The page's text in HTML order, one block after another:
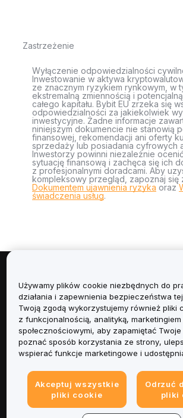
Zastrzeżenie
Wyłączenie odpowiedzialności
Inwestowanie w aktywa
ze znacznym ryzykiem rynkowym, w
ekstremalną zmiennością i
całego kapitału. Bybit EU zrzeka się
odpowiedzialności za jakiekolwiek
inwestycyjne. Żadne informacje
niniejszym dokumencie nie stanowią
finansowej, rekomendacji ani oferty
sprzedaży lub posiadania cyfrowych
Inwestorzy powinni niezależnie
sytuację finansową i zachęca się ich
z profesjonalnymi doradcami. Aby
kompleksowy przegląd, zapoznaj się
Dokumentem ujawnienia ryzyka oraz
świadczenia usług.
Informacje
Usługi
Obsługa Klienta
Informacje prawne
Używamy plików cookie niezbędnych do
działania i zapewnienia bezpieczeństwa
Twoją zgodą wykorzystujemy również pliki
z funkcjonalnością, analityką, marketingiem
społecznościowymi, aby zapamiętać
poznać sposób korzystania ze strony,
wspierać funkcje marketingowe i
Akceptuj wszystkie
pliki cookie
Odrzuć
pliki